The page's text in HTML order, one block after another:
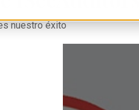
nuestro éxito